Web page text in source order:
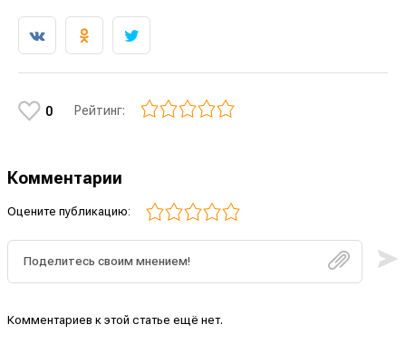
0 Рейтинг:
Комментарии
Оцените публикацию:
Комментариев к этой статье ещё нет.